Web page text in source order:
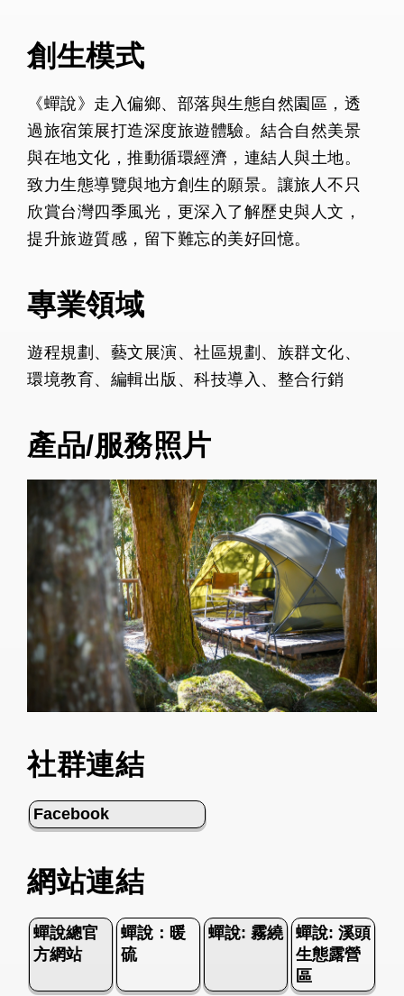
創生模式
《蟬說》走入偏鄉、部落與生態自然園區，透
過旅宿策展打造深度旅遊體驗。結合自然美景
與在地文化，推動循環經濟，連結人與土地。
致力生態導覽與地方創生的願景。讓旅人不只
欣賞台灣四季風光，更深入了解歷史與人文，
提升旅遊質感，留下難忘的美好回憶。
專業領域
遊程規劃、藝文展演、社區規劃、族群文化、
環境教育、編輯出版、科技導入、整合行銷
產品/服務照片
社群連結
Facebook
網站連結
蟬說總官
方網站
蟬說：暖
硫
蟬說: 霧繞
蟬說: 溪頭
生態露營
區